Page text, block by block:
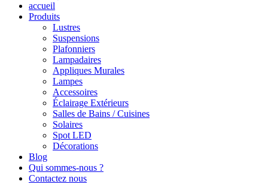
accueil
Produits
Lustres
Suspensions
Plafonniers
Lampadaires
Appliques Murales
Lampes
Accessoires
Éclairage Extérieurs
Salles de Bains / Cuisines
Solaires
Spot LED
Décorations
Blog
Qui sommes-nous ?
Contactez nous